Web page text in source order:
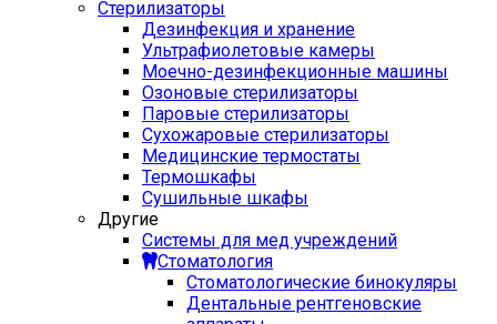
Стерилизаторы
Дезинфекция и хранение
Ультрафиолетовые камеры
Моечно-дезинфекционные машины
Озоновые стерилизаторы
Паровые стерилизаторы
Сухожаровые стерилизаторы
Медицинские термостаты
Термошкафы
Сушильные шкафы
Другие
Системы для мед учреждений
Стоматология
Стоматологические бинокуляры
Дентальные рентгеновские